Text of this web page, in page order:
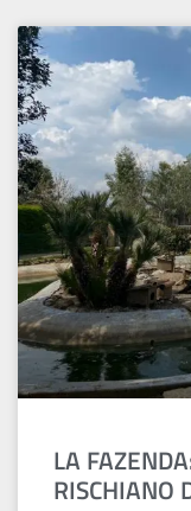
LA
RISCHIANO